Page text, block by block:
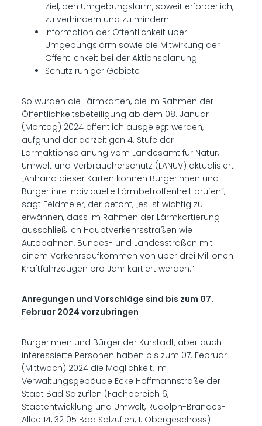
Ziel, den Umgebungslärm, soweit erforderlich,
zu verhindern und zu mindern
Information der Öffentlichkeit über
Umgebungslärm sowie die Mitwirkung der
Öffentlichkeit bei der Aktionsplanung
Schutz ruhiger Gebiete
So wurden die Lärmkarten, die im Rahmen der
Öffentlichkeitsbeteiligung ab dem 08. Januar
(Montag) 2024 öffentlich ausgelegt werden,
aufgrund der derzeitigen 4. Stufe der
Lärmaktionsplanung vom Landesamt für Natur,
Umwelt und Verbraucherschutz (LANUV) aktualisiert.
„Anhand dieser Karten können Bürgerinnen und
Bürger ihre individuelle Lärmbetroffenheit prüfen“,
sagt Feldmeier, der betont, „es ist wichtig zu
erwähnen, dass im Rahmen der Lärmkartierung
ausschließlich Hauptverkehrsstraßen wie
Autobahnen, Bundes- und Landesstraßen mit
einem Verkehrsaufkommen von über drei Millionen
Kraftfahrzeugen pro Jahr kartiert werden.“
Anregungen und Vorschläge sind bis zum 07.
Februar 2024 vorzubringen
Bürgerinnen und Bürger der Kurstadt, aber auch
interessierte Personen haben bis zum 07. Februar
(Mittwoch) 2024 die Möglichkeit, im
Verwaltungsgebäude Ecke Hoffmannstraße der
Stadt Bad Salzuflen (Fachbereich 6,
Stadtentwicklung und Umwelt, Rudolph-Brandes-
Allee 14, 32105 Bad Salzuflen, 1. Obergeschoss)